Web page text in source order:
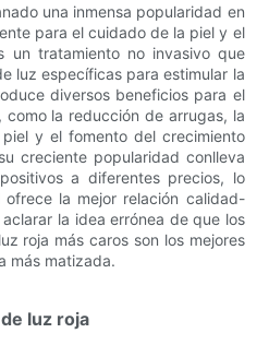
una inmensa popularidad en
para el cuidado de la piel y el
un tratamiento no invasivo que
luz específicas para estimular la
diversos beneficios para el
como la reducción de arrugas, la
y el fomento del crecimiento
creciente popularidad conlleva
a diferentes precios, lo
la mejor relación calidad-
la idea errónea de que los
roja más caros son los mejores
más matizada.
luz roja